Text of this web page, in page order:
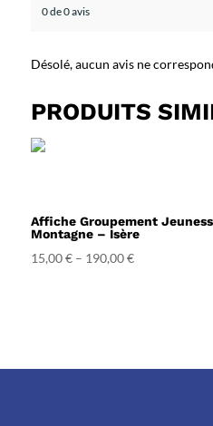
0 de 0 avis
Désolé, aucun avis ne
PRODUITS
Affiche Groupement
Montagne – Isère
15,00€– 190,00€